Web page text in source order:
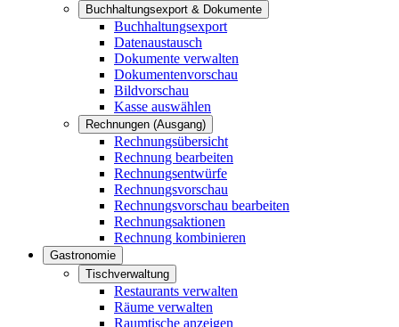
Buchhaltungsexport & Dokumente
Buchhaltungsexport
Datenaustausch
Dokumente verwalten
Dokumentenvorschau
Bildvorschau
Kasse auswählen
Rechnungen (Ausgang)
Rechnungsübersicht
Rechnung bearbeiten
Rechnungsentwürfe
Rechnungsvorschau
Rechnungsvorschau bearbeiten
Rechnungsaktionen
Rechnung kombinieren
Gastronomie
Tischverwaltung
Restaurants verwalten
Räume verwalten
Raumtische anzeigen